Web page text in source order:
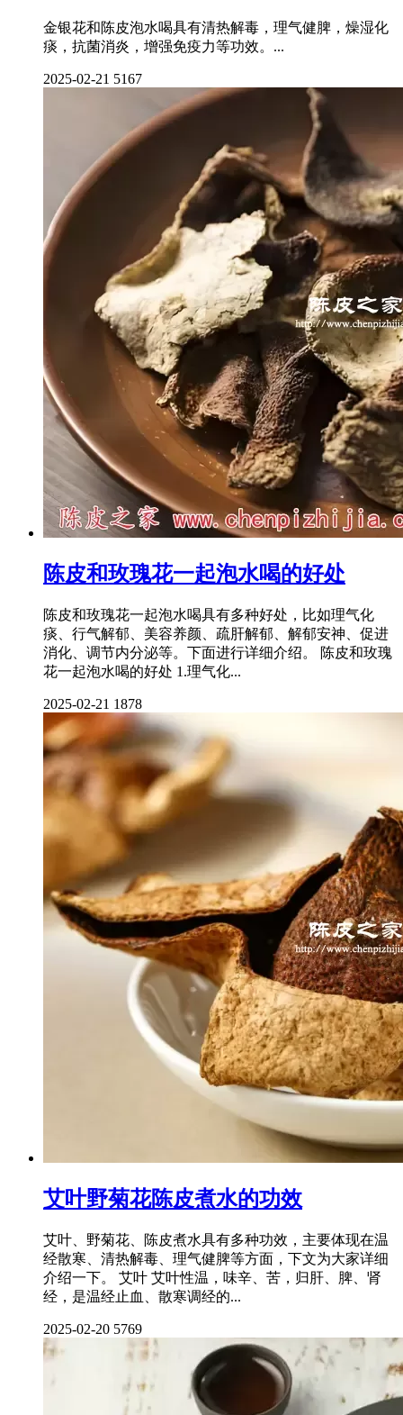
金银花和陈皮泡水喝具有清热解毒，理气健脾，燥湿化
痰，抗菌消炎，增强免疫力等功效。...
2025-02-21 5167
陈皮和玫瑰花一起泡水喝的好处
陈皮和玫瑰花一起泡水喝具有多种好处，比如理气化
痰、行气解郁、美容养颜、疏肝解郁、解郁安神、促进
消化、调节内分泌等。下面进行详细介绍。 陈皮和玫瑰
花一起泡水喝的好处 1.理气化...
2025-02-21 1878
艾叶野菊花陈皮煮水的功效
艾叶、野菊花、陈皮煮水具有多种功效，主要体现在温
经散寒、清热解毒、理气健脾等方面，下文为大家详细
介绍一下。 艾叶 艾叶性温，味辛、苦，归肝、脾、肾
经，是温经止血、散寒调经的...
2025-02-20 5769